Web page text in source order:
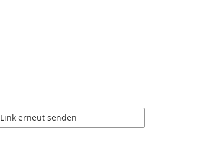
Link erneut senden